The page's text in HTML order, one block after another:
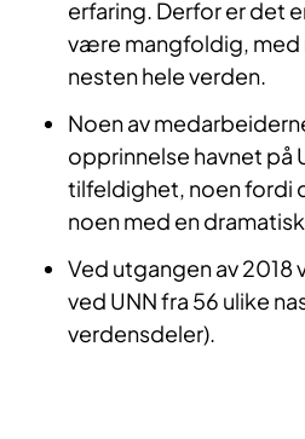
erfaring. Derfor er det
være mangfoldig, med
nesten hele verden.
Noen av
opprinnelse havnet på
tilfeldighet, noen fordi
noen med en
Ved utgangen av
ved UNN fra 56 ulike
verdensdeler).